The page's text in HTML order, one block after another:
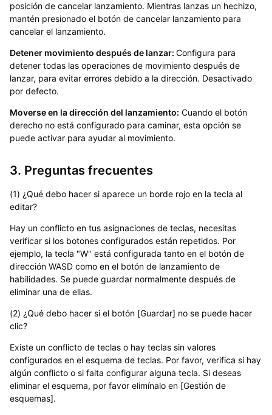
posición de cancelar lanzamiento. Mientras lanzas un hechizo,
mantén presionado el botón de cancelar lanzamiento para
cancelar el lanzamiento.
Detener movimiento después de lanzar: Configura para
detener todas las operaciones de movimiento después de
lanzar, para evitar errores debido a la dirección. Desactivado
por defecto.
Moverse en la dirección del lanzamiento: Cuando el botón
derecho no está configurado para caminar, esta opción se
puede activar para ayudar al movimiento.
3. Preguntas frecuentes
(1) ¿Qué debo hacer si aparece un borde rojo en la tecla al
editar?
Hay un conflicto en tus asignaciones de teclas, necesitas
verificar si los botones configurados están repetidos. Por
ejemplo, la tecla "W" está configurada tanto en el botón de
dirección WASD como en el botón de lanzamiento de
habilidades. Se puede guardar normalmente después de
eliminar una de ellas.
(2) ¿Qué debo hacer si el botón [Guardar] no se puede hacer
clic?
Existe un conflicto de teclas o hay teclas sin valores
configurados en el esquema de teclas. Por favor, verifica si hay
algún conflicto o si falta configurar alguna tecla. Si deseas
eliminar el esquema, por favor elimínalo en [Gestión de
esquemas].